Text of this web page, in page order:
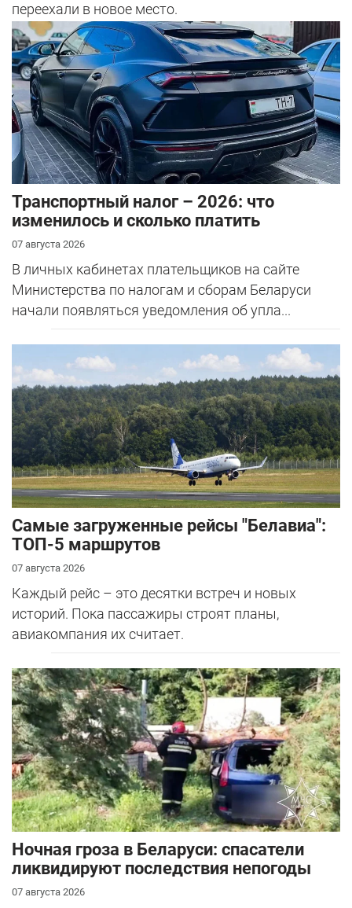
переехали в новое место.
Транспортный налог – 2026: что
изменилось и сколько платить
07 августа 2026
В личных кабинетах плательщиков на сайте
Министерства по налогам и сборам Беларуси
начали появляться уведомления об упла...
Самые загруженные рейсы "Белавиа":
ТОП-5 маршрутов
07 августа 2026
Каждый рейс – это десятки встреч и новых
историй. Пока пассажиры строят планы,
авиакомпания их считает.
Ночная гроза в Беларуси: спасатели
ликвидируют последствия непогоды
07 августа 2026